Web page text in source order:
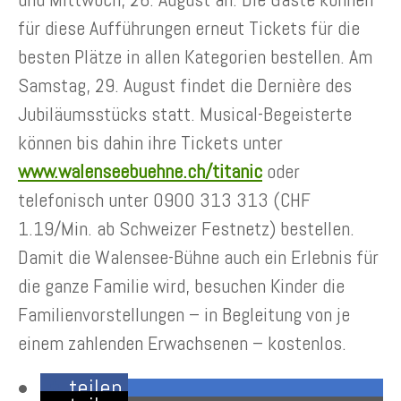
für diese Aufführungen erneut Tickets für die
besten Plätze in allen Kategorien bestellen. Am
Samstag, 29. August findet die Dernière des
Jubiläumsstücks statt. Musical-Begeisterte
können bis dahin ihre Tickets unter
www.walenseebuehne.ch/titanic oder
telefonisch unter 0900 313 313 (CHF
1.19/Min. ab Schweizer Festnetz) bestellen.
Damit die Walensee-Bühne auch ein Erlebnis für
die ganze Familie wird, besuchen Kinder die
Familienvorstellungen – in Begleitung von je
einem zahlenden Erwachsenen – kostenlos.
teilen